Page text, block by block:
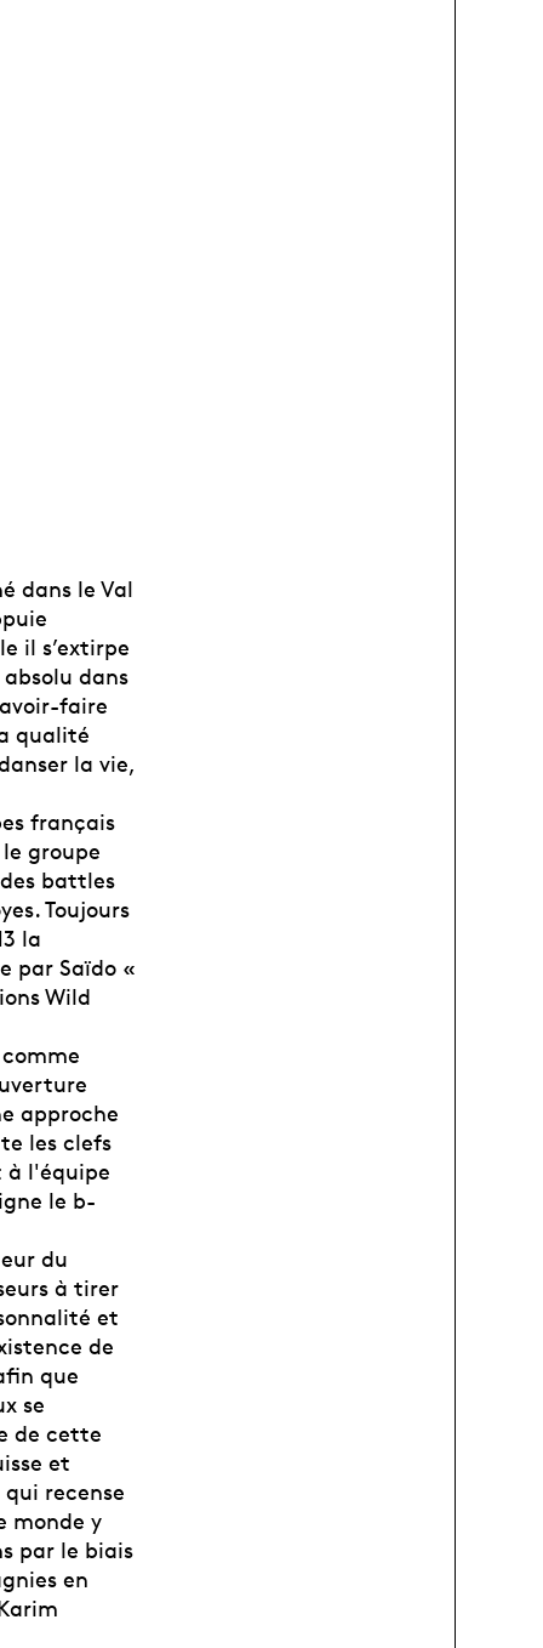
dans le Val
il s’extirpe
dans
faire
qualité
la vie,
français
groupe
battles
Toujours
la
par Saïdo «
Wild
approche
les clefs
à l'équipe
le b-
du
à tirer
et
de
que
se
de cette
et
recense
monde y
par le biais
en